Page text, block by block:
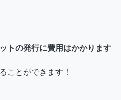
トの発行に費用はかかります
ことができます！